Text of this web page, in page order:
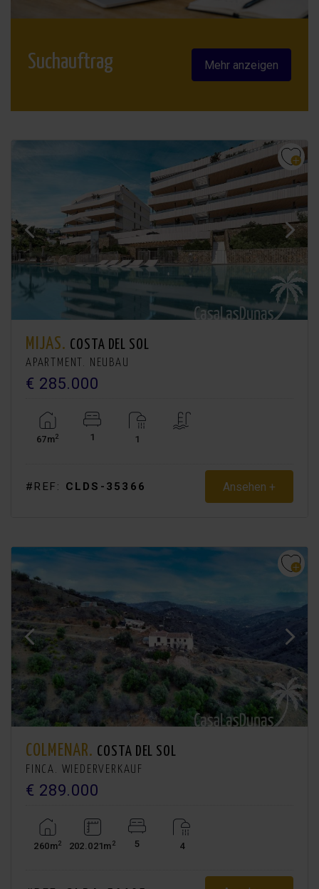
Suchauftrag Mehr anzeigen
MIJAS. COSTA DEL SOL
APARTMENT. NEUBAU
€ 285.000
67m2 1 1
#REF: CLDS-35366 Ansehen +
COLMENAR. COSTA DEL SOL
FINCA. WIEDERVERKAUF
€ 289.000
260m2 202.021m2 5 4